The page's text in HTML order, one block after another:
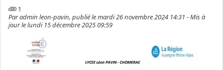
1
Par admin leon-pavin, publié le mardi 26 novembre 2024 14:31 - Mis à
jour le lundi 15 décembre 2025 09:59